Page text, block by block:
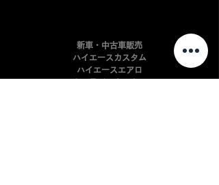
新車・中古車販売
ハイエースカスタム
ハイエースエアロ